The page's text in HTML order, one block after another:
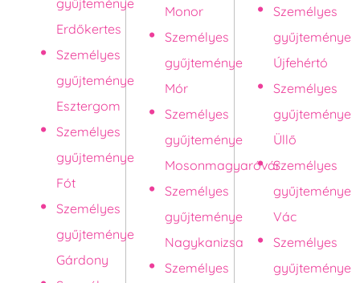
Erdőkertes
Személyes
gyűjteménye
Esztergom
Személyes
gyűjteménye
Fót
Személyes
gyűjteménye
Gárdony
Monor
Személyes
gyűjteménye
Mór
Személyes
gyűjteménye
Mosonmagyaróvár
Személyes
gyűjteménye
Nagykanizsa
Személyes
Személyes
gyűjteménye
Újfehértó
Személyes
gyűjteménye
Üllő
Személyes
gyűjteménye
Vác
Személyes
gyűjteménye